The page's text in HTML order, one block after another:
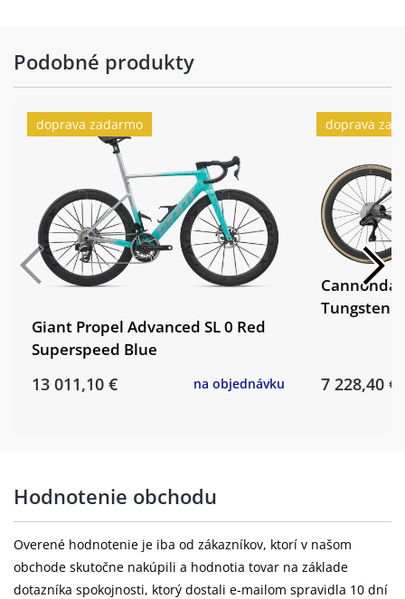
Podobné produkty
doprava zadarmo
Giant Propel Advanced SL 0 Red
Superspeed Blue
13 011,10 € na objednávku
doprava
Tungsten
7 228,40 €
Hodnotenie obchodu
Overené hodnotenie je iba od zákazníkov, ktorí v našom
obchode skutočne nakúpili a hodnotia tovar na základe
dotazníka spokojnosti, ktorý dostali e-mailom spravidla 10 dní